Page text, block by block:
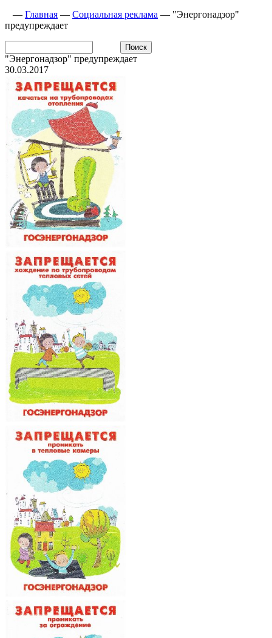
— Главная — Социальная реклама — "Энергонадзор"
предупреждает
"Энергонадзор" предупреждает
30.03.2017